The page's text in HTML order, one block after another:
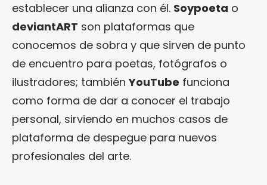
establecer una alianza con él. Soypoeta o
deviantART son plataformas que
conocemos de sobra y que sirven de punto
de encuentro para poetas, fotógrafos o
ilustradores; tambiénYouTube funciona
como forma de dar a conocer el trabajo
personal, sirviendo en muchos casos de
plataforma de despegue para nuevos
profesionales del arte.